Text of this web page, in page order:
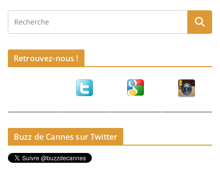
Retrouvez-nous !
Buzz de Cannes sur Twitter